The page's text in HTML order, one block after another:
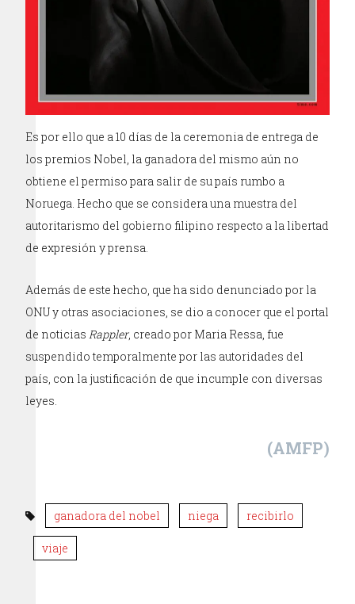
Es por ello que a 10 días de la ceremonia de entrega de
los premios Nobel, la ganadora del mismo aún no
obtiene el permiso para salir de su país rumbo a
Noruega. Hecho que se considera una muestra del
autoritarismo del gobierno filipino respecto a la libertad
de expresión y prensa.
Además de este hecho, que ha sido denunciado por la
ONU y otras asociaciones, se dio a conocer que el portal
de noticias Rappler, creado por Maria Ressa, fue
suspendido temporalmente por las autoridades del
país, con la justificación de que incumple con diversas
leyes.
(AMFP)
ganadora del nobel niega recibirlo
viaje